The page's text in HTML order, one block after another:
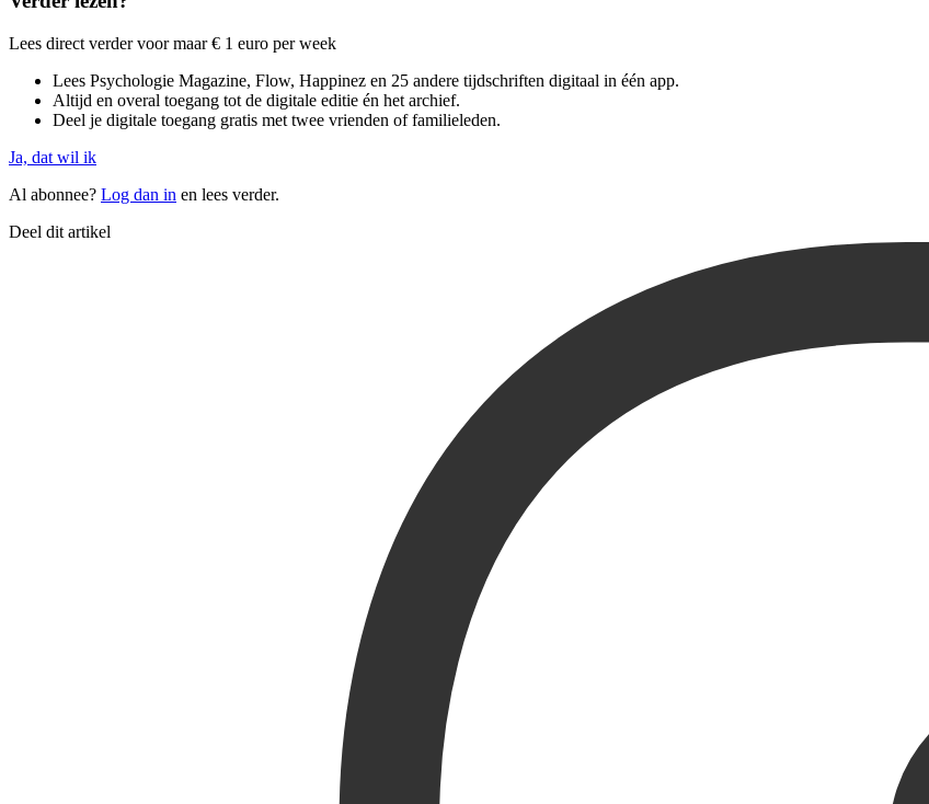
Lees direct verder voor maar € 1 euro per week
Lees Psychologie Magazine, Flow, Happinez en 25 andere tijdschriften digitaal in één app.
Altijd en overal toegang tot de digitale editie én het archief.
Deel je digitale toegang gratis met twee vrienden of familieleden.
Ja, dat wil ik
Al abonnee? Log dan in en lees verder.
Deel dit artikel